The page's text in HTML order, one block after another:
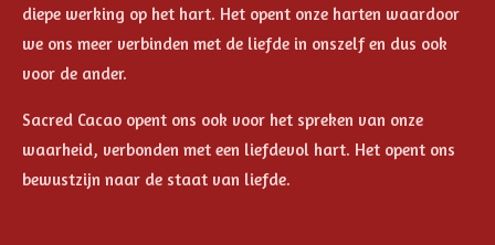
diepe werking op het hart. Het opent onze harten waardoor
we ons meer verbinden met de liefde in onszelf en dus ook
voor de ander.
Sacred Cacao opent ons ook voor het spreken van onze
waarheid, verbonden met een liefdevol hart. Het opent ons
bewustzijn naar de staat van liefde.